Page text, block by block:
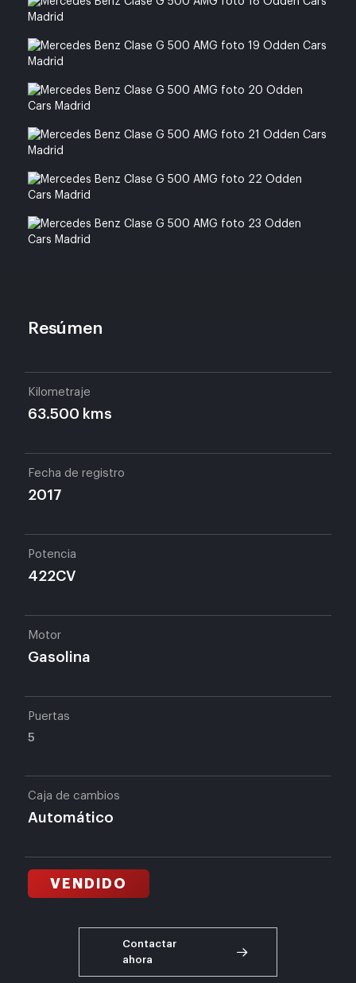
Resúmen
Kilometraje
63.500 kms
Fecha de registro
2017
Potencia
422CV
Motor
Gasolina
Puertas
5
Caja de cambios
Automático
VENDIDO
Contactar
ahora